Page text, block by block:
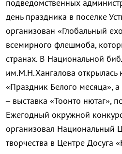
подведомственных
день праздника в поселке
организован «Глобальный
всемирного флешмоба,
странах. В Национальной
им.М.Н.Хангалова открылась
«Праздник Белого месяца»,
– выставка «Тоонто нютаг»,
Ежегодный окружной
организовал Национальный
творчества в Центре Досуга